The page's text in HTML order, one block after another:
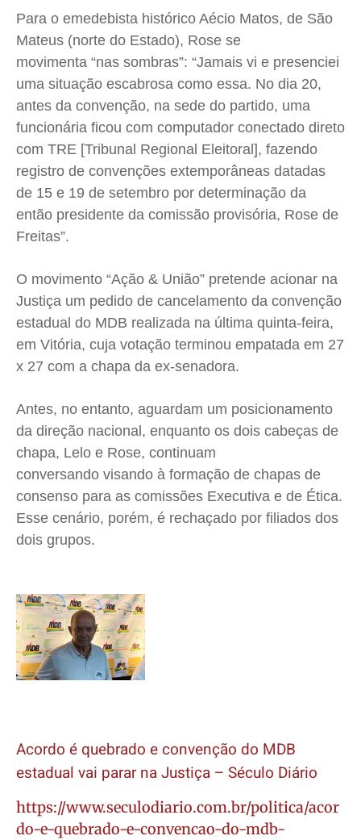
Para o emedebista histórico Aécio Matos, de São
Mateus (norte do Estado), Rose se
movimenta “nas sombras”: “Jamais vi e presenciei
uma situação escabrosa como essa. No dia 20,
antes da convenção, na sede do partido, uma
funcionária ficou com computador conectado direto
com TRE [Tribunal Regional Eleitoral], fazendo
registro de convenções extemporâneas datadas
de 15 e 19 de setembro por determinação da
então presidente da comissão provisória, Rose de
Freitas”.
O movimento “Ação & União” pretende acionar na
Justiça um pedido de cancelamento da convenção
estadual do MDB realizada na última quinta-feira,
em Vitória, cuja votação terminou empatada em 27
x 27 com a chapa da ex-senadora.
Antes, no entanto, aguardam um posicionamento
da direção nacional, enquanto os dois cabeças de
chapa, Lelo e Rose, continuam
conversando visando à formação de chapas de
consenso para as comissões Executiva e de Ética.
Esse cenário, porém, é rechaçado por filiados dos
dois grupos.
Acordo é quebrado e convenção do MDB
estadual vai parar na Justiça – Século Diário
https://www.seculodiario.com.br/politica/acor
do-e-quebrado-e-convencao-do-mdb-